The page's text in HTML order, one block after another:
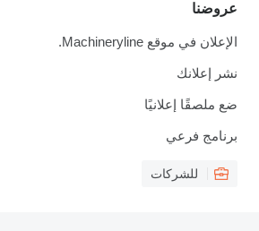
عروضنا
الإعلان في موقع Machineryline.
نشر إعلانك
ضع ملصقًا إعلانيًا
برنامج فرعي
للشركات